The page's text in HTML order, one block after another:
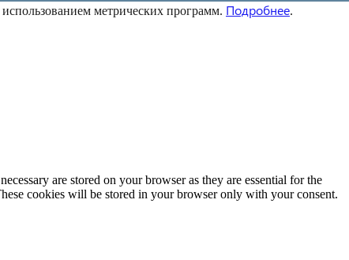
метрических программ. Подробнее.
are stored on your browser as they are essential for the
cookies will be stored in your browser only with your consent.